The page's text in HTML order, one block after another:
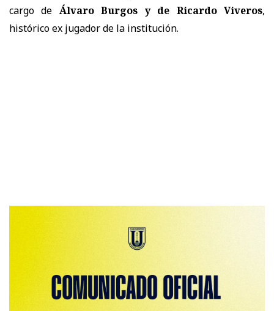
cargo de Álvaro Burgos y de Ricardo Viveros,
histórico ex jugador de la institución.